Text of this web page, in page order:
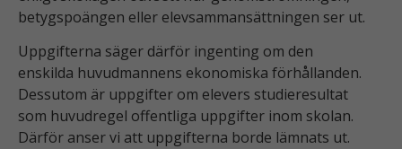
betygspoängen eller elevsammansättningen ser ut.
Uppgifterna säger därför ingenting om den
enskilda huvudmannens ekonomiska förhållanden.
Dessutom är uppgifter om elevers studieresultat
som huvudregel offentliga uppgifter inom skolan.
Därför anser vi att uppgifterna borde lämnats ut.